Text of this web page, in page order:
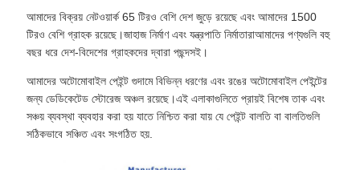
আমাদের বিক্রয় নেটওয়ার্ক 65 টিরও বেশি দেশ জুড়ে রয়েছে এবং আমাদের 1500
টিরও বেশি গ্রাহক রয়েছে।জাহাজ নির্মাণ এবং যন্ত্রপাতি নির্মাতারাআমাদের পণ্যগুলি বহু
বছর ধরে দেশ-বিদেশের গ্রাহকদের দ্বারা পছন্দসই।
আমাদের অটোমোবাইল পেইন্ট গুদামে বিভিন্ন ধরণের এবং রঙের অটোমোবাইল পেইন্টের
জন্য ডেডিকেটেড স্টোরেজ অঞ্চল রয়েছে।এই এলাকাগুলিতে প্রায়ই বিশেষ তাক এবং
সঞ্চয় ব্যবস্থা ব্যবহার করা হয় যাতে নিশ্চিত করা যায় যে পেইন্ট বালতি বা বালতিগুলি
সঠিকভাবে সঞ্চিত এবং সংগঠিত হয়.